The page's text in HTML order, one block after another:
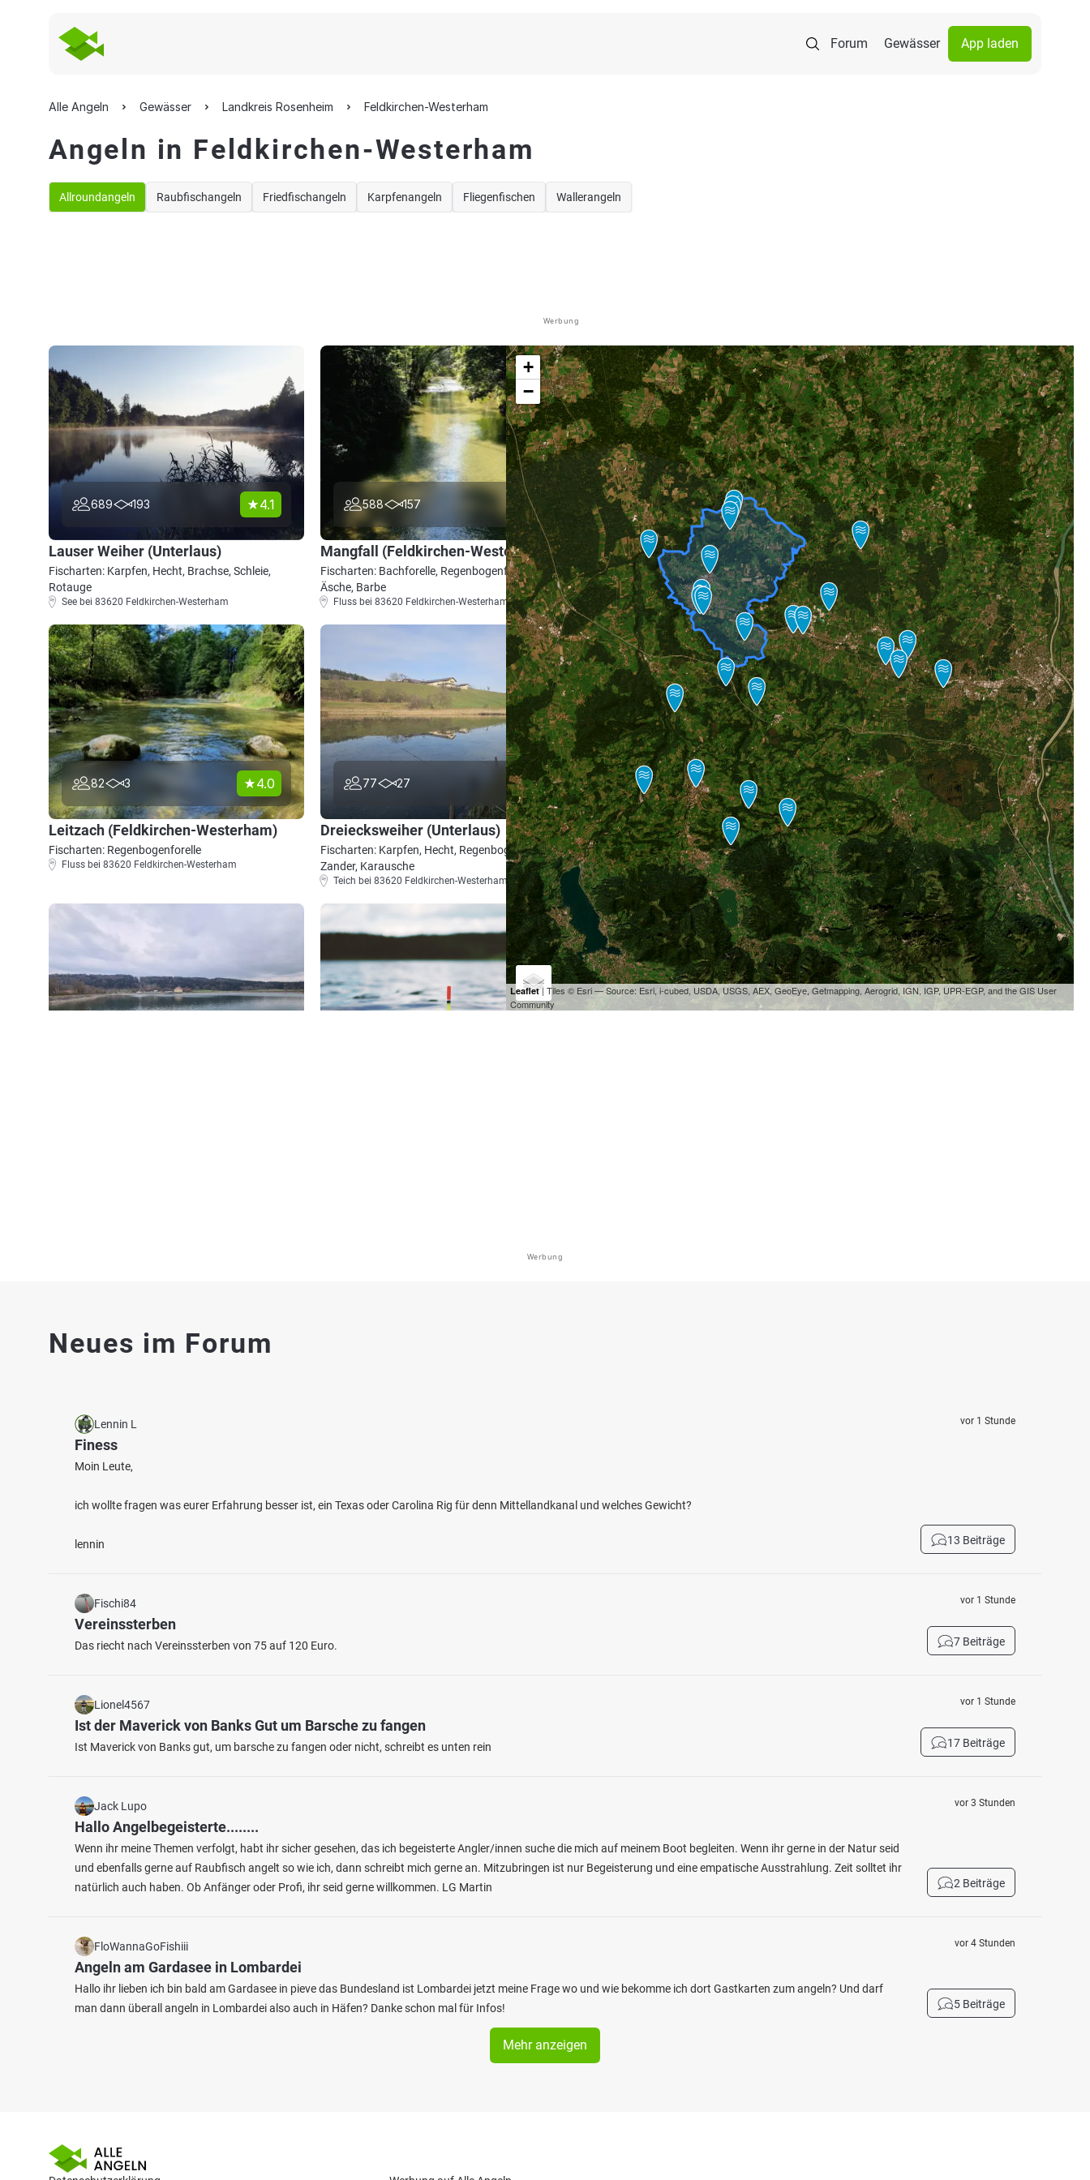
Forum Gewässer App laden
Alle Angeln Gewässer Landkreis Rosenheim Feldkirchen-Westerham
Angeln in Feldkirchen-Westerham
Allroundangeln Raubfischangeln Friedfischangeln Karpfenangeln Fliegenfischen Wallerangeln
Werbung
689 193 4.1
Lauser Weiher (Unterlaus)
Fischarten: Karpfen, Hecht, Brachse, Schleie,
Rotauge
See bei 83620 Feldkirchen-Westerham
588 157 4.8
Mangfall (Feldkirchen-Westerham)
Fischarten: Bachforelle, Regenbogenforelle, Döbel,
Äsche, Barbe
Fluss bei 83620 Feldkirchen-Westerham
82 3 4.0
Leitzach (Feldkirchen-Westerham)
Fischarten: Regenbogenforelle
Fluss bei 83620 Feldkirchen-Westerham
77 27 3.9
Dreiecksweiher (Unterlaus)
Fischarten: Karpfen, Hecht, Regenbogenforelle,
Zander, Karausche
Teich bei 83620 Feldkirchen-Westerham
Westerham
1256 908
Höglinger Weiher
Baggersee bei 83052 Bruckmühl
Mangfall (Bruckmühl)
+
−
Leaflet| Tiles © Esri — Source: Esri, i-cubed, USDA, USGS, AEX, GeoEye, Getmapping, Aerogrid, IGN, IGP, UPR-EGP, and the GIS User
Community
Werbung
Neues im Forum
Lennin L
Finess
Moin Leute,
ich wollte fragen was eurer Erfahrung besser ist, ein Texas oder Carolina Rig für denn Mittellandkanal und welches Gewicht?
lennin
vor 1 Stunde
13 Beiträge
Fischi84
Vereinssterben
Das riecht nach Vereinssterben von 75 auf 120 Euro.
vor 1 Stunde
7 Beiträge
Lionel4567
Ist der Maverick von Banks Gut um Barsche zu fangen
Ist Maverick von Banks gut, um barsche zu fangen oder nicht, schreibt es unten rein
vor 1 Stunde
17 Beiträge
Jack Lupo
Hallo Angelbegeisterte........
Wenn ihr meine Themen verfolgt, habt ihr sicher gesehen, das ich begeisterte Angler/innen suche die mich auf meinem Boot begleiten. Wenn ihr gerne in der Natur seid
und ebenfalls gerne auf Raubfisch angelt so wie ich, dann schreibt mich gerne an. Mitzubringen ist nur Begeisterung und eine empatische Ausstrahlung. Zeit solltet ihr
natürlich auch haben. Ob Anfänger oder Profi, ihr seid gerne willkommen. LG Martin
vor 3 Stunden
2 Beiträge
FloWannaGoFishiii
Angeln am Gardasee in Lombardei
Hallo ihr lieben ich bin bald am Gardasee in pieve das Bundesland ist Lombardei jetzt meine Frage wo und wie bekomme ich dort Gastkarten zum angeln? Und darf
man dann überall angeln in Lombardei also auch in Häfen? Danke schon mal für Infos!
vor 4 Stunden
5 Beiträge
Mehr anzeigen